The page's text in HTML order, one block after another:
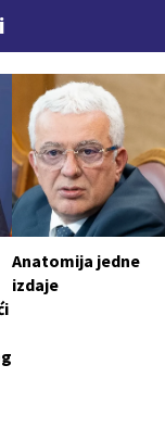
Anatomija jedne
izdaje